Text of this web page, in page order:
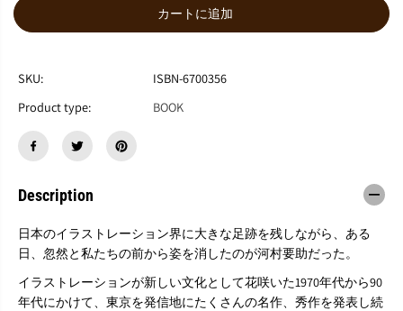
伝
の
ラ
ス
レ
タ
ー
河
村
要
ラ
ス
タ
ー
河
村
要
カートに追加
SKU:
ISBN-6700356
Product type:
BOOK
Description
日本のイラストレーション界に大きな足跡を残しながら、ある
日、忽然と私たちの前から姿を消したのが河村要助だった。
イラストレーションが新しい文化として花咲いた1970年代から90
年代にかけて、東京を発信地にたくさんの名作、秀作を発表し続